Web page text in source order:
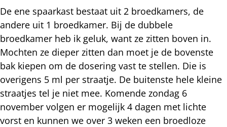
De ene spaarkast bestaat uit 2 broedkamers, de
andere uit 1 broedkamer. Bij de dubbele
broedkamer heb ik geluk, want ze zitten boven in.
Mochten ze dieper zitten dan moet je de bovenste
bak kiepen om de dosering vast te stellen. Die is
overigens 5 ml per straatje. De buitenste hele kleine
straatjes tel je niet mee. Komende zondag 6
november volgen er mogelijk 4 dagen met lichte
vorst en kunnen we over 3 weken een broedloze